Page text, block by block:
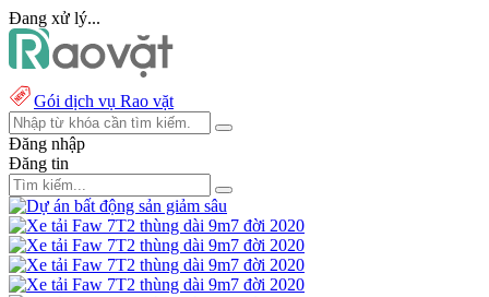
Đang xử lý...
Gói dịch vụ Rao vặt
Đăng nhập
Đăng tin